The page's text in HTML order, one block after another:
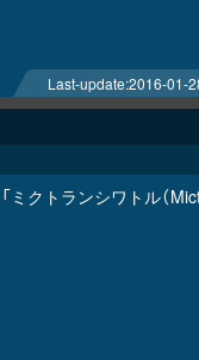
Last-update:2016-01-
「ミクトランシワトル（